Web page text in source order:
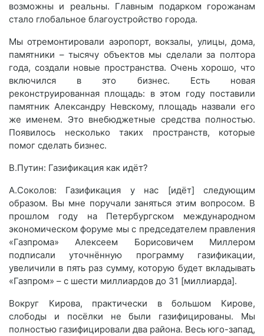
возможны и реальны. Главным подарком горожанам
стало глобальное благоустройство города.
Мы отремонтировали аэропорт, вокзалы, улицы, дома,
памятники – тысячу объектов мы сделали за полтора
года, создали новые пространства. Очень хорошо, что
включился в это бизнес. Есть новая
реконструированная площадь: в этом году поставили
памятник Александру Невскому, площадь назвали его
же именем. Это внебюджетные средства полностью.
Появилось несколько таких пространств, которые
помог сделать бизнес.
В.Путин: Газификация как идёт?
А.Соколов: Газификация у нас [идёт] следующим
образом. Вы мне поручали заняться этим вопросом. В
прошлом году на Петербургском международном
экономическом форуме мы с председателем правления
«Газпрома» Алексеем Борисовичем Миллером
подписали уточнённую программу газификации,
увеличили в пять раз сумму, которую будет вкладывать
«Газпром» – с шести миллиардов до 31 [миллиарда].
Вокруг Кирова, практически в большом Кирове,
слободы и посёлки не были газифицированы. Мы
полностью газифицировали два района. Весь юго-запад,